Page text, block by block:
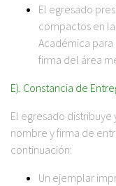
El egresado
compactos en
Académica
firma del área
E). Constancia de
El egresado
nombre y firma de
continuación:
Un ejemplar